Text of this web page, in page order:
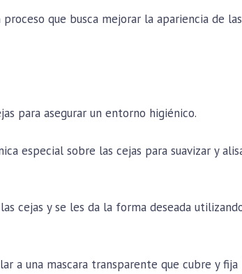
que busca mejorar la apariencia de
para asegurar un entorno higiénico.
especial sobre las cejas para suavizar y
cejas y se les da la forma deseada
a una mascara transparente que cubre y